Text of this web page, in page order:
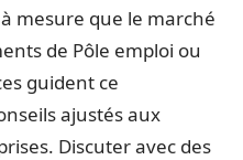
mesure que le marché
de Pôle emploi ou
guident ce
ajustés aux
Discuter avec des